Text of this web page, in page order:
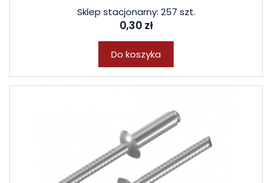
Sklep stacjonarny: 257 szt.
0,30 zł
Do koszyka